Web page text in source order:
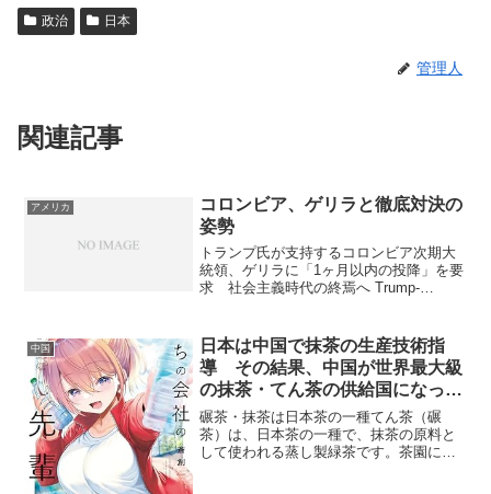
政治 日本
管理人
関連記事
アメリカ
コロンビア、ゲリラと徹底対決の
姿勢
トランプ氏が支持するコロンビア次期大
統領、ゲリラに「1ヶ月以内の投降」を要
求 社会主義時代の終焉へ Trump-
中国
日本は中国で抹茶の生産技術指
導 その結果、中国が世界最大級
の抹茶・てん茶の供給国になって
しまった
碾茶・抹茶は日本茶の一種てん茶（碾
茶）は、日本茶の一種で、抹茶の原料と
して使われる蒸し製緑茶です。茶園に葦